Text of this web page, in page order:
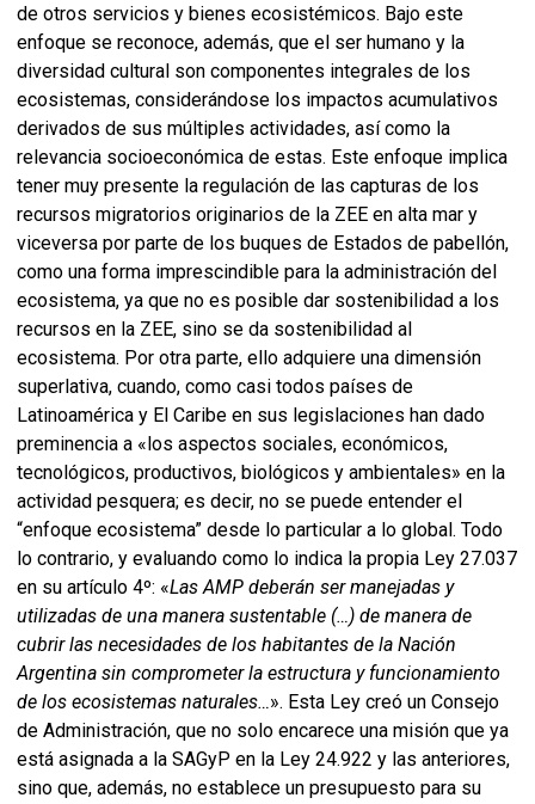
de otros servicios y bienes ecosistémicos. Bajo este
enfoque se reconoce, además, que el ser humano y la
diversidad cultural son componentes integrales de los
ecosistemas, considerándose los impactos acumulativos
derivados de sus múltiples actividades, así como la
relevancia socioeconómica de estas. Este enfoque implica
tener muy presente la regulación de las capturas de los
recursos migratorios originarios de la ZEE en alta mar y
viceversa por parte de los buques de Estados de pabellón,
como una forma imprescindible para la administración del
ecosistema, ya que no es posible dar sostenibilidad a los
recursos en la ZEE, sino se da sostenibilidad al
ecosistema. Por otra parte, ello adquiere una dimensión
superlativa, cuando, como casi todos países de
Latinoamérica y El Caribe en sus legislaciones han dado
preminencia a «los aspectos sociales, económicos,
tecnológicos, productivos, biológicos y ambientales» en la
actividad pesquera; es decir, no se puede entender el
“enfoque ecosistema” desde lo particular a lo global. Todo
lo contrario, y evaluando como lo indica la propia Ley 27.037
en su artículo 4º: «Las AMP deberán ser manejadas y
utilizadas de una manera sustentable (…) de manera de
cubrir las necesidades de los habitantes de la Nación
Argentina sin comprometer la estructura y funcionamiento
de los ecosistemas naturales…». Esta Ley creó un Consejo
de Administración, que no solo encarece una misión que ya
está asignada a la SAGyP en la Ley 24.922 y las anteriores,
sino que, además, no establece un presupuesto para su